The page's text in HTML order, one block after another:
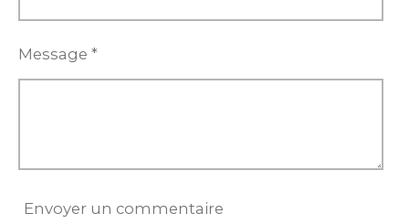
Message *
Envoyer un commentaire